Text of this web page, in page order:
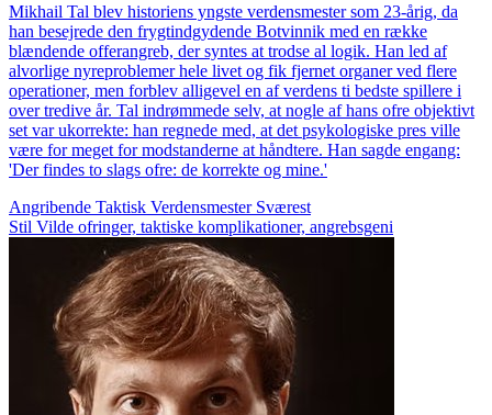
Mikhail Tal blev historiens yngste verdensmester som 23-årig, da
han besejrede den frygtindgydende Botvinnik med en række
blændende offerangreb, der syntes at trodse al logik. Han led af
alvorlige nyreproblemer hele livet og fik fjernet organer ved flere
operationer, men forblev alligevel en af verdens ti bedste spillere i
over tredive år. Tal indrømmede selv, at nogle af hans ofre objektivt
set var ukorrekte: han regnede med, at det psykologiske pres ville
være for meget for modstanderne at håndtere. Han sagde engang:
'Der findes to slags ofre: de korrekte og mine.'
Angribende Taktisk Verdensmester Sværest
Stil Vilde ofringer, taktiske komplikationer, angrebsgeni